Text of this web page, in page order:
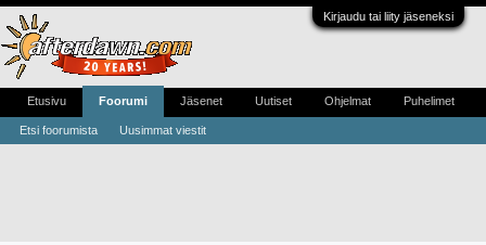
Kirjaudu tai liity jäseneksi
Etusivu Foorumi
Etsi foorumista Uusimmat viestit
Jäsenet Uutiset Ohjelmat Puhelimet